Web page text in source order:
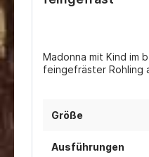
Madonna mit Kind im
feingefräster Rohling
Größe
Ausführungen